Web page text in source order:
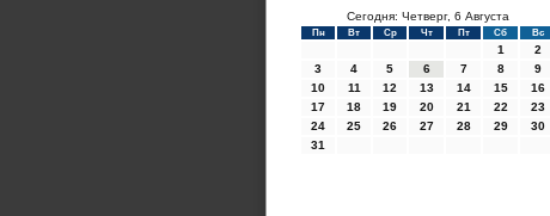
Сегодня: Четверг, 6 Августа
Пн Вт Ср Чт Пт Сб Вс
1
2
3
4 5 6 7 8
9
10
11 12 13 14 15
16
17
18 19 20 21 22
23
24
25 26 27 28 29
30
31